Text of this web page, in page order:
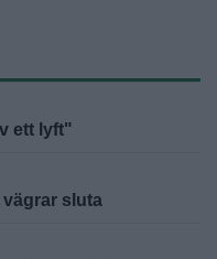
ett lyft"
sluta